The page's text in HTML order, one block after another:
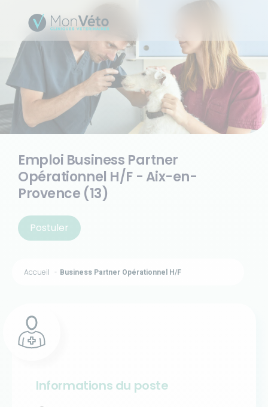
Emploi Business Partner
Opérationnel H/F - Aix-en-
Provence (13)
Postuler
Accueil Business Partner Opérationnel H/F
Informations du poste